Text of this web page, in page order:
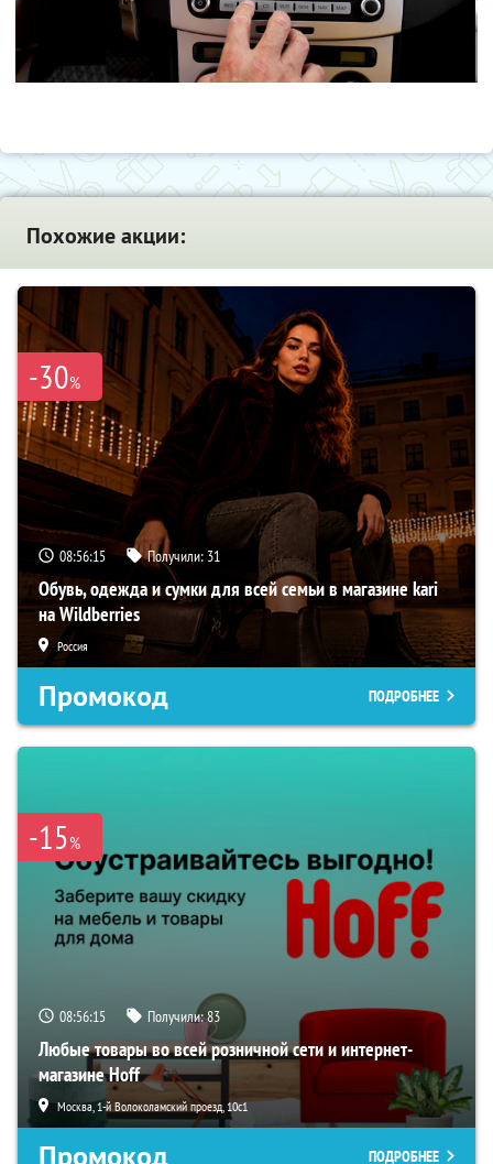
Похожие акции:
-30%
08:56:14 Получили: 31
Обувь, одежда и сумки для всей семьи в магазине kari
на Wildberries
Россия
Промокод ПОДРОБНЕЕ
-15%
08:56:14 Получили:83
Любые товары во всей розничной сети и интернет-
магазине Hoff
Москва, 1-й Волоколамский проезд, 10с1
Промокод ПОДРОБНЕЕ